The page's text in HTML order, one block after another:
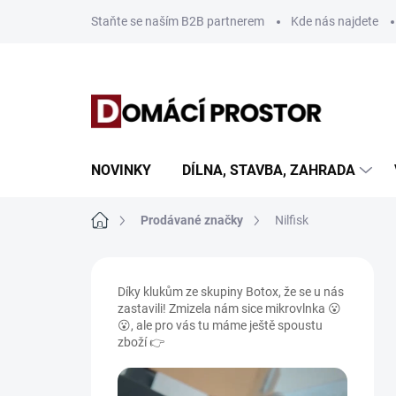
Staňte se naším B2B partnerem Kde nás najdete
NOVINKY DÍLNA, STAVBA, ZAHRADA
Domů Prodávané značky Nilfisk
Díky klukům ze skupiny Botox, že se u nás
zastavili! Zmizela nám sice mikrovlnka 😮
😮, ale pro vás tu máme ještě spoustu
zboží 👉